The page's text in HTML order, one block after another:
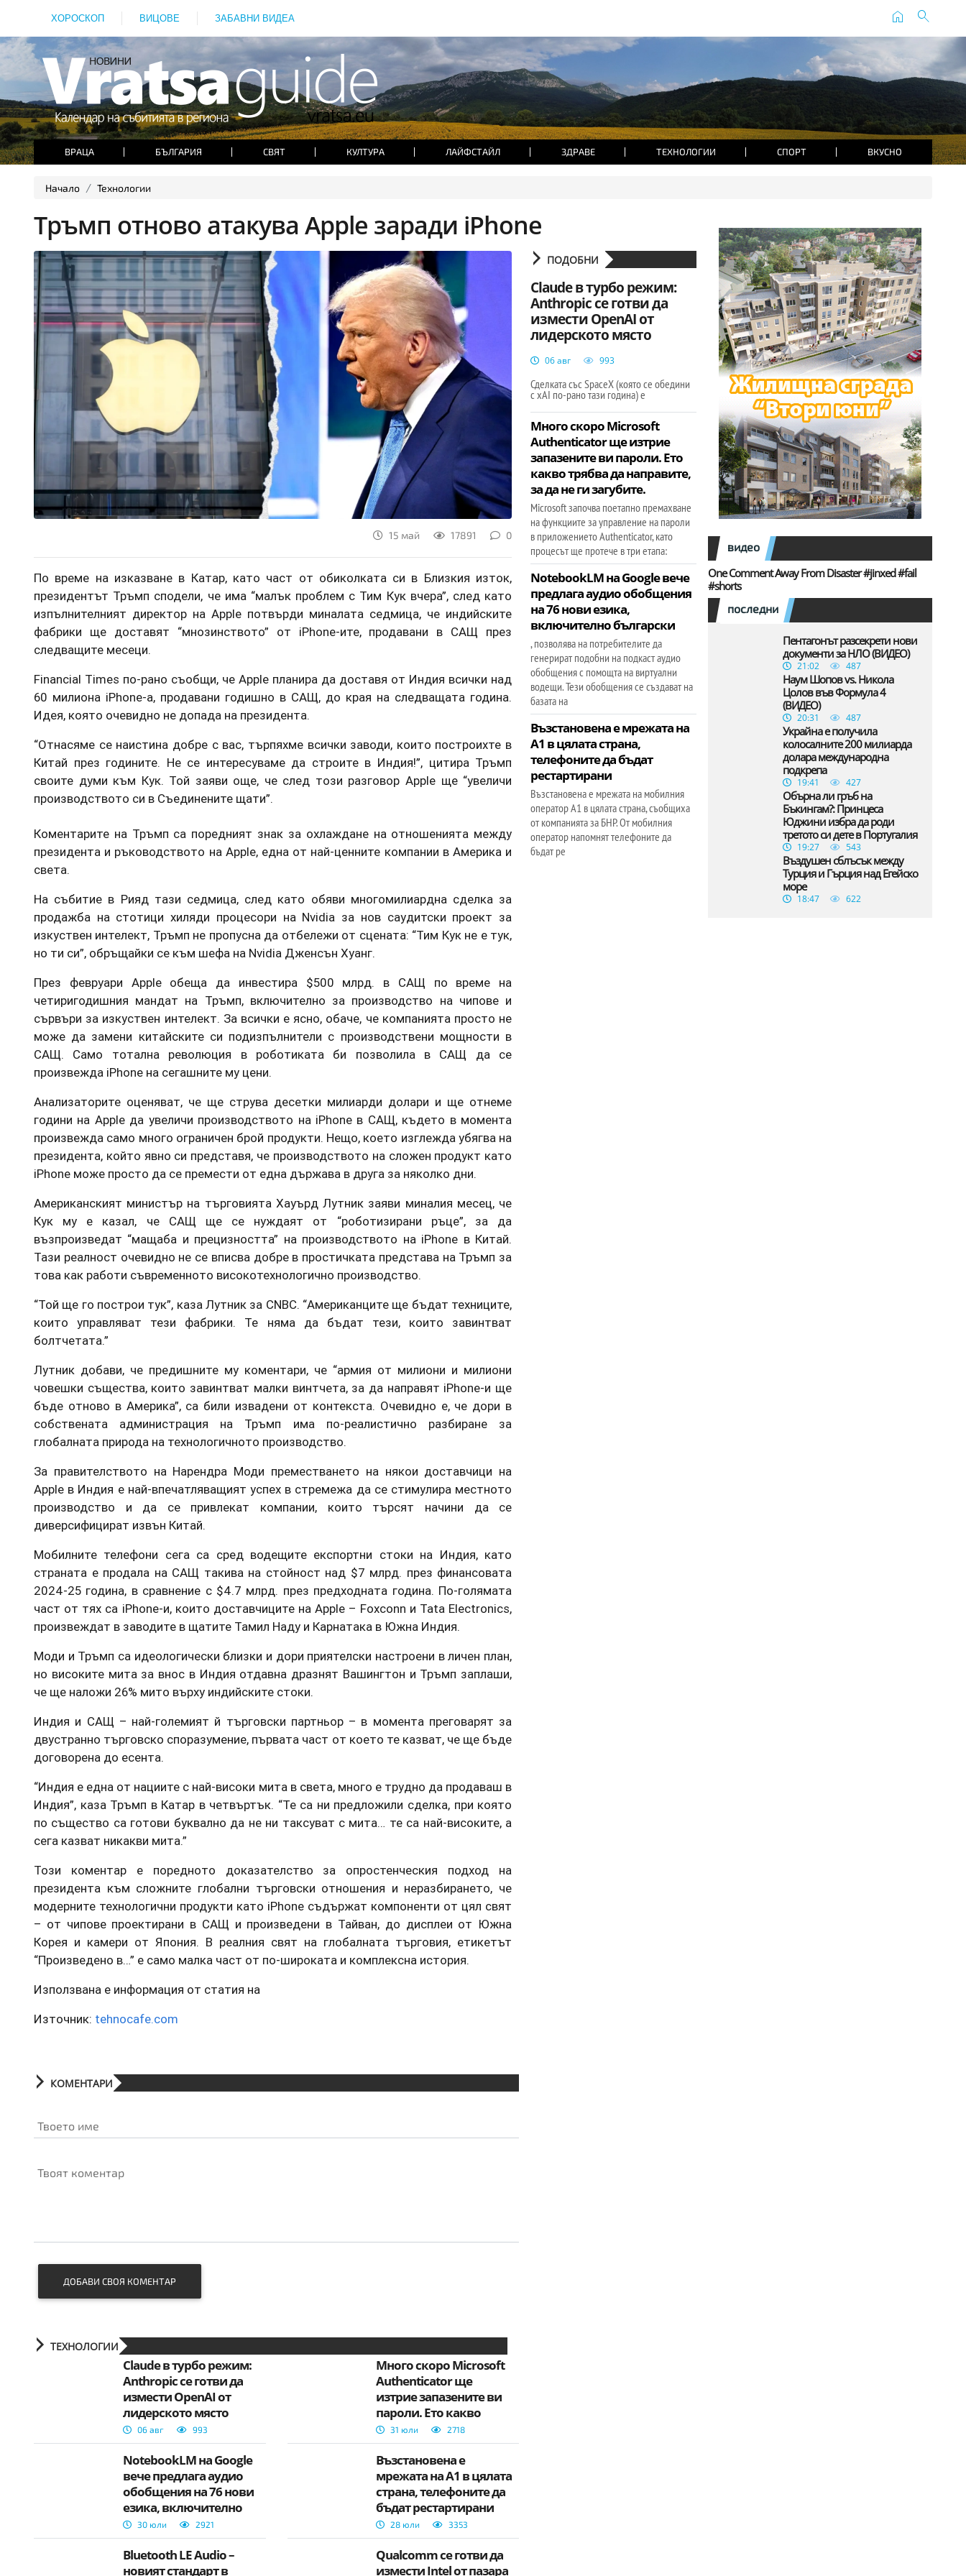
ХОРОСКОП ВИЦОВЕ ЗАБАВНИ ВИДЕА home search
ВРАЦА БЪЛГАРИЯ СВЯТ КУЛТУРА ЛАЙФСТАЙЛ ЗДРАВЕ ТЕХНОЛОГИИ СПОРТ ВКУСНО
Начало Технологии
Тръмп отново атакува Apple заради iPhone
15 май 17891 0
По време на изказване в Катар, като част от обиколката си в Близкия изток,
президентът Тръмп сподели, че има “малък проблем с Тим Кук вчера”, след като
изпълнителният директор на Apple потвърди миналата седмица, че индийските
фабрики ще доставят “мнозинството” от iPhone-ите, продавани в САЩ през
следващите месеци.
Financial Times по-рано съобщи, че Apple планира да доставя от Индия всички над
60 милиона iPhone-а, продавани годишно в САЩ, до края на следващата година.
Идея, която очевидно не допада на президента.
“Отнасяме се наистина добре с вас, търпяхме всички заводи, които построихте в
Китай през годините. Не се интересуваме да строите в Индия!”, цитира Тръмп
своите думи към Кук. Той заяви още, че след този разговор Apple ще “увеличи
производството си в Съединените щати”.
Коментарите на Тръмп са поредният знак за охлаждане на отношенията между
президента и ръководството на Apple, една от най-ценните компании в Америка и
света.
На събитие в Рияд тази седмица, след като обяви многомилиардна сделка за
продажба на стотици хиляди процесори на Nvidia за нов саудитски проект за
изкуствен интелект, Тръмп не пропусна да отбележи от сцената: “Тим Кук не е тук,
но ти си”, обръщайки се към шефа на Nvidia Дженсън Хуанг.
През февруари Apple обеща да инвестира $500 млрд. в САЩ по време на
четиригодишния мандат на Тръмп, включително за производство на чипове и
сървъри за изкуствен интелект. За всички е ясно, обаче, че компанията просто не
може да замени китайските си подизпълнители с производствени мощности в
САЩ. Само тотална революция в роботиката би позволила в САЩ да се
произвежда iPhone на сегашните му цени.
Анализаторите оценяват, че ще струва десетки милиарди долари и ще отнеме
години на Apple да увеличи производството на iPhone в САЩ, където в момента
произвежда само много ограничен брой продукти. Нещо, което изглежда убягва на
президента, който явно си представя, че производството на сложен продукт като
iPhone може просто да се премести от една държава в друга за няколко дни.
Американският министър на търговията Хауърд Лутник заяви миналия месец, че
Кук му е казал, че САЩ ще се нуждаят от “роботизирани ръце”, за да
възпроизведат “мащаба и прецизността” на производството на iPhone в Китай.
Тази реалност очевидно не се вписва добре в простичката представа на Тръмп за
това как работи съвременното високотехнологично производство.
“Той ще го построи тук”, каза Лутник за CNBC. “Американците ще бъдат техниците,
които управляват тези фабрики. Те няма да бъдат тези, които завинтват
болтчетата.”
Лутник добави, че предишните му коментари, че “армия от милиони и милиони
човешки същества, които завинтват малки винтчета, за да направят iPhone-и ще
бъде отново в Америка”, са били извадени от контекста. Очевидно е, че дори в
собствената администрация на Тръмп има по-реалистично разбиране за
глобалната природа на технологичното производство.
За правителството на Нарендра Моди преместването на някои доставчици на
Apple в Индия е най-впечатляващият успех в стремежа да се стимулира местното
производство и да се привлекат компании, които търсят начини да се
диверсифицират извън Китай.
Мобилните телефони сега са сред водещите експортни стоки на Индия, като
страната е продала на САЩ такива на стойност над $7 млрд. през финансовата
2024-25 година, в сравнение с $4.7 млрд. през предходната година. По-голямата
част от тях са iPhone-и, които доставчиците на Apple – Foxconn и Tata Electronics,
произвеждат в заводите в щатите Тамил Наду и Карнатака в Южна Индия.
Моди и Тръмп са идеологически близки и дори приятелски настроени в личен план,
но високите мита за внос в Индия отдавна дразнят Вашингтон и Тръмп заплаши,
че ще наложи 26% мито върху индийските стоки.
Индия и САЩ – най-големият й търговски партньор – в момента преговарят за
двустранно търговско споразумение, първата част от което те казват, че ще бъде
договорена до есента.
“Индия е една от нациите с най-високи мита в света, много е трудно да продаваш в
Индия”, каза Тръмп в Катар в четвъртък. “Те са ни предложили сделка, при която
по същество са готови буквално да не ни таксуват с мита… те са най-високите, а
сега казват никакви мита.”
Този коментар е поредното доказателство за опростенческия подход на
президента към сложните глобални търговски отношения и неразбирането, че
модерните технологични продукти като iPhone съдържат компоненти от цял свят
– от чипове проектирани в САЩ и произведени в Тайван, до дисплеи от Южна
Корея и камери от Япония. В реалния свят на глобалната търговия, етикетът
“Произведено в…” е само малка част от по-широката и комплексна история.
Използвана е информация от статия на
Източник: tehnocafe.com
КОМЕНТАРИ
Твоето име
Твоят коментар
ДОБАВИ СВОЯ КОМЕНТАР
ТЕХНОЛОГИИ
Claude в турбо режим:
Anthropic се готви да
измести OpenAI от
лидерското място
06 авг 993
Много скоро Microsoft
Authenticator ще
изтрие запазените ви
пароли. Ето какво
трябва да направите, за
да не ги загубите.
31 юли 2718
NotebookLM на Google
вече предлага аудио
обобщения на 76 нови
езика, включително
български
30 юли 2921
Възстановена е
мрежата на А1 в цялата
страна, телефоните да
бъдат рестартирани
28 юли 3353
Bluetooth LE Audio –
новият стандарт в
Qualcomm се готви да
измести Intel от пазара
ПОДОБНИ
Claude в турбо режим:
Anthropic се готви да
измести OpenAI от
лидерското място
06 авг 993
Сделката със SpaceX (която се обедини
с xAI по-рано тази година) е
Много скоро Microsoft
Authenticator ще изтрие
запазените ви пароли. Ето
какво трябва да направите,
за да не ги загубите.
Microsoft започва поетапно премахване
на функциите за управление на пароли
в приложението Authenticator, като
процесът ще протече в три етапа:
NotebookLM на Google вече
предлага аудио обобщения
на 76 нови езика,
включително български
, позволява на потребителите да
генерират подобни на подкаст аудио
обобщения с помощта на виртуални
водещи. Тези обобщения се създават на
базата на
Възстановена е мрежата на
А1 в цялата страна,
телефоните да бъдат
рестартирани
Възстановена е мрежата на мобилния
оператор А1 в цялата страна, съобщиха
от компанията за БНР. От мобилния
оператор напомнят телефоните да
бъдат ре
видео
One Comment Away From Disaster #jinxed #fail
#shorts
последни
Пентагонът разсекрети нови
документи за НЛО (ВИДЕО)
21:02 487
Наум Шопов vs. Никола
Цолов във Формула 4
(ВИДЕО)
20:31 487
Украйна е получила
колосалните 200 милиарда
долара международна
подкрепа
19:41 427
Обърна ли гръб на
Бъкингам?: Принцеса
Юджини избра да роди
третото си дете в Португалия
19:27 543
Въздушен сблъсък между
Турция и Гърция над Егейско
море
18:47 622